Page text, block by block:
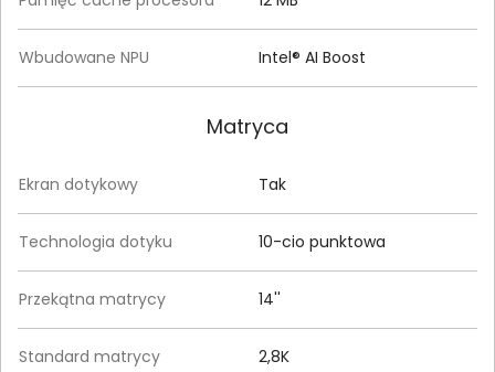
Wbudowane NPU Intel® AI Boost
Matryca
Ekran dotykowy Tak
Technologia dotyku 10-cio punktowa
Przekątna matrycy 14''
Standard matrycy 2,8K